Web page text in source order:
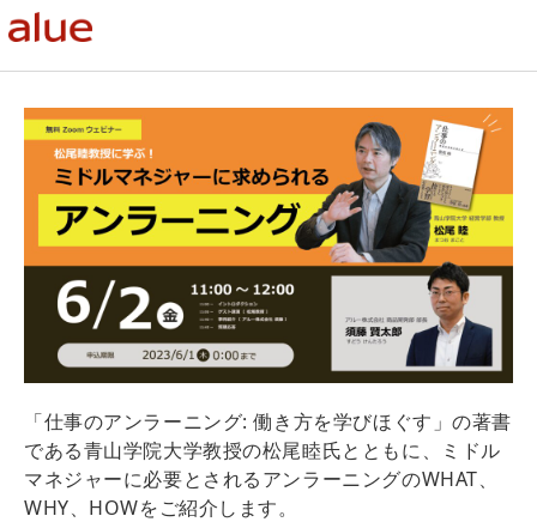
「仕事のアンラーニング: 働き方を学びほぐす」の著書
である青山学院大学教授の松尾睦氏とともに、ミドル
マネジャーに必要とされるアンラーニングのWHAT、
WHY、HOWをご紹介します。